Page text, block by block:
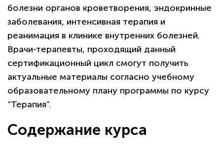
болезни органов кроветворения, эндокринные
заболевания, интенсивная терапия и
реанимация в клинике внутренних болезней.
Врачи-терапевты, проходящий данный
сертификационный цикл смогут получить
актуальные материалы согласно учебному
образовательному плану программы по курсу
“Терапия”.
Содержание курса